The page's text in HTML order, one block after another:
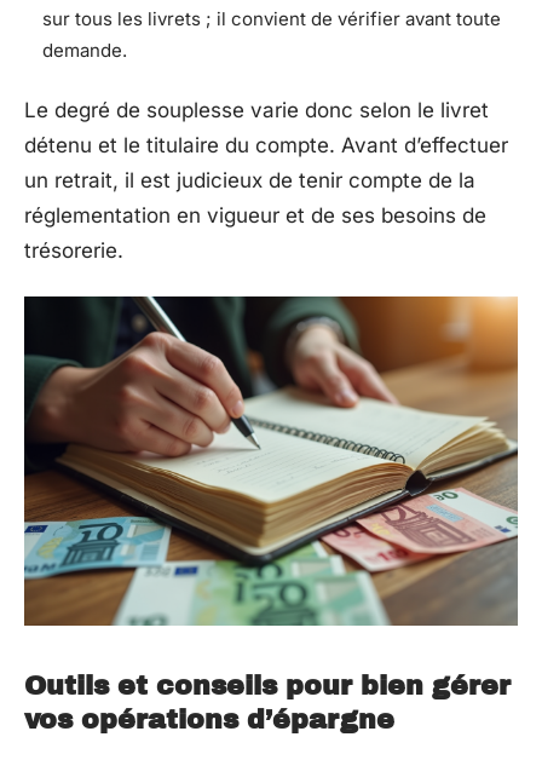
sur tous les livrets ; il convient de vérifier avant toute
demande.
Le degré de souplesse varie donc selon le livret
détenu et le titulaire du compte. Avant d’effectuer
un retrait, il est judicieux de tenir compte de la
réglementation en vigueur et de ses besoins de
trésorerie.
Outils et conseils pour bien gérer
vos opérations d’épargne